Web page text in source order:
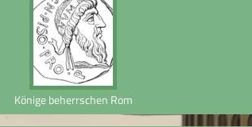
Könige beherrschen Rom